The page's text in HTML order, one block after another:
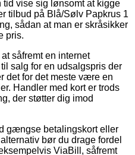
vise sig lønsomt at kigge
tilbud på Blå/Sølv Papkrus 1
sådan at man er skråsikker
pris.
såfremt en internet
salg for en udsalgspris der
det for det meste være en
Handler med kort er trods
der støtter dig imod
gængse betalingskort eller
bør du drage fordel
ViaBill, såfremt